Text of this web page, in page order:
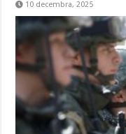
10 decembra, 2025